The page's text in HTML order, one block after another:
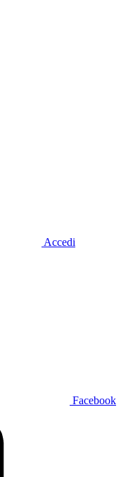
Accedi
Facebook